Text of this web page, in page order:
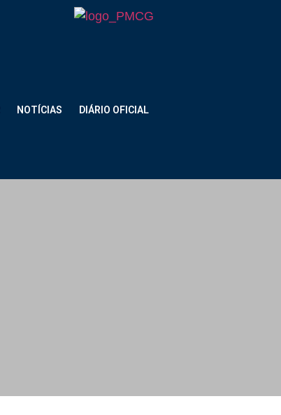
NOTÍCIAS DIÁRIO OFICIAL